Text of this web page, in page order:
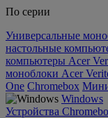
По серии
Универсальные
настольные
компьютеры Acer
моноблоки Acer
One Chromebox
Windows
Устройства